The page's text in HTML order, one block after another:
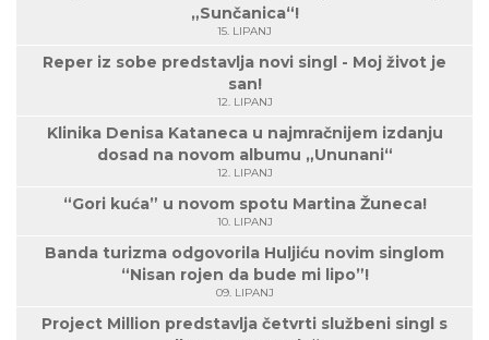
„Sunčanica“!
15. LIPANJ
Reper iz sobe predstavlja novi singl - Moj život je
san!
12. LIPANJ
Klinika Denisa Kataneca u najmračnijem izdanju
dosad na novom albumu „Ununani“
12. LIPANJ
“Gori kuća” u novom spotu Martina Žuneca!
10. LIPANJ
Banda turizma odgovorila Huljiću novim singlom
“Nisan rojen da bude mi lipo”!
09. LIPANJ
Project Million predstavlja četvrti službeni singl s